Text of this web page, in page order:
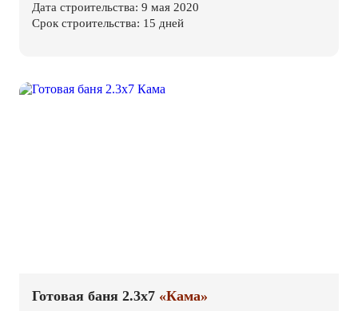
Дата строительства: 9 мая 2020
Срок строительства: 15 дней
Готовая баня 2.3х7 «Кама»